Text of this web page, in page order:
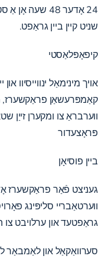
24 אָדער 48
שניט קיין ביין גראַפט.
קיפאָפּלאַסטי
אויך מינימאַל ינווייסיוו
קאַמפּרעשאַן פראַקשערז,
ווערבראַ צו ומקערן זייַן
פּראָצעדור
ביין פוסיאָן
געניצט פֿאַר פראַקשערז
ווערטאַבריי סליפּינג
גראַפטעד און ערלויבט צו
סערוואַקאַל און לאַמבאַר